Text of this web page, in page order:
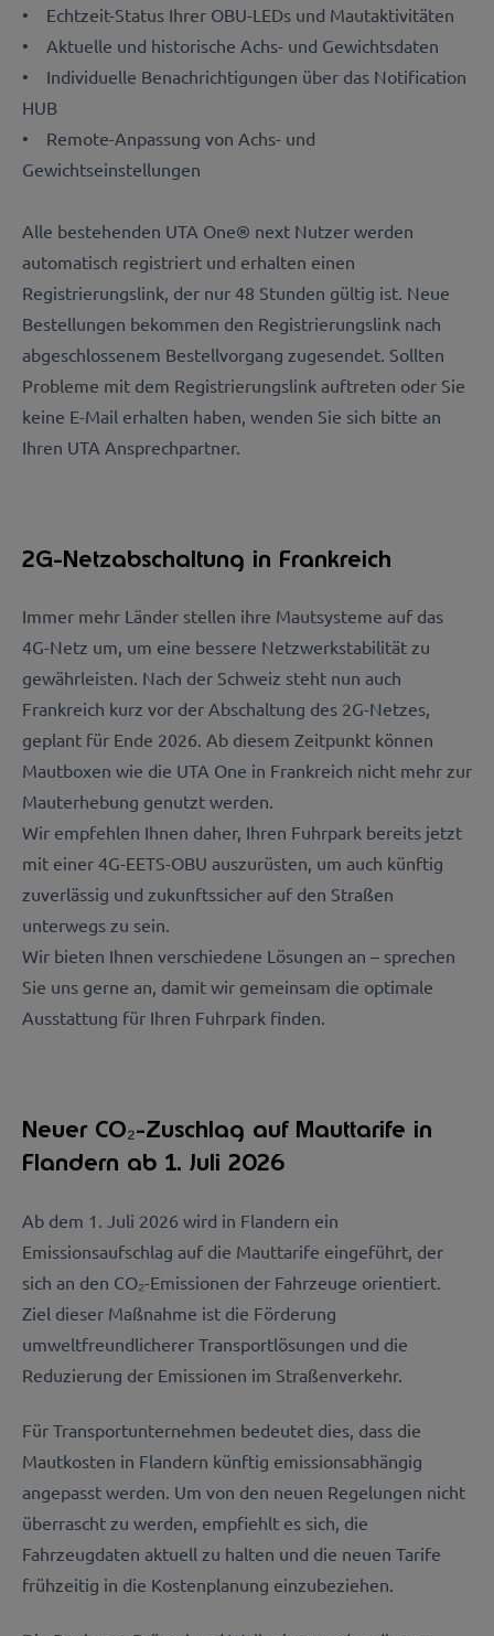
• Echtzeit-Status Ihrer OBU-LEDs und Mautaktivitäten
• Aktuelle und historische Achs- und Gewichtsdaten
• Individuelle Benachrichtigungen über das Notification
HUB
• Remote-Anpassung von Achs- und
Gewichtseinstellungen
Alle bestehenden UTA One® next Nutzer werden
automatisch registriert und erhalten einen
Registrierungslink, der nur 48 Stunden gültig ist. Neue
Bestellungen bekommen den Registrierungslink nach
abgeschlossenem Bestellvorgang zugesendet. Sollten
Probleme mit dem Registrierungslink auftreten oder Sie
keine E-Mail erhalten haben, wenden Sie sich bitte an
Ihren UTA Ansprechpartner.
2G-Netzabschaltung in Frankreich
Immer mehr Länder stellen ihre Mautsysteme auf das
4G-Netz um, um eine bessere Netzwerkstabilität zu
gewährleisten. Nach der Schweiz steht nun auch
Frankreich kurz vor der Abschaltung des 2G-Netzes,
geplant für Ende 2026. Ab diesem Zeitpunkt können
Mautboxen wie die UTA One in Frankreich nicht mehr zur
Mauterhebung genutzt werden.
Wir empfehlen Ihnen daher, Ihren Fuhrpark bereits jetzt
mit einer 4G-EETS-OBU auszurüsten, um auch künftig
zuverlässig und zukunftssicher auf den Straßen
unterwegs zu sein.
Wir bieten Ihnen verschiedene Lösungen an – sprechen
Sie uns gerne an, damit wir gemeinsam die optimale
Ausstattung für Ihren Fuhrpark finden.
Neuer CO₂-Zuschlag auf Mauttarife in
Flandern ab 1. Juli 2026
Ab dem 1. Juli 2026 wird in Flandern ein
Emissionsaufschlag auf die Mauttarife eingeführt, der
sich an den CO₂-Emissionen der Fahrzeuge orientiert.
Ziel dieser Maßnahme ist die Förderung
umweltfreundlicherer Transportlösungen und die
Reduzierung der Emissionen im Straßenverkehr.
Für Transportunternehmen bedeutet dies, dass die
Mautkosten in Flandern künftig emissionsabhängig
angepasst werden. Um von den neuen Regelungen nicht
überrascht zu werden, empfiehlt es sich, die
Fahrzeugdaten aktuell zu halten und die neuen Tarife
frühzeitig in die Kostenplanung einzubeziehen.